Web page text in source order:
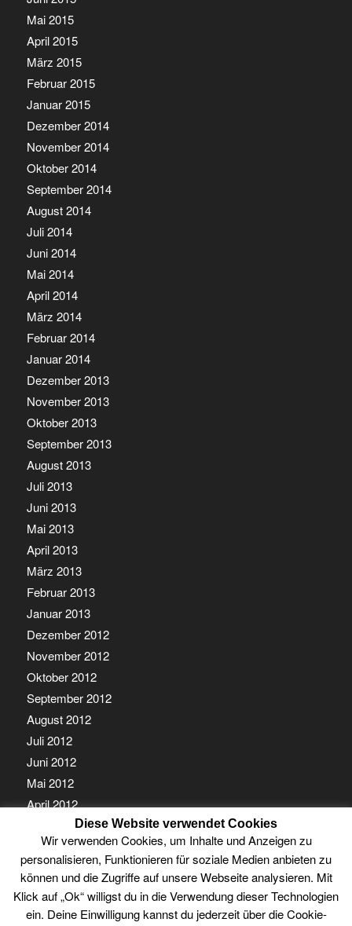
Mai 2015
April 2015
März 2015
Februar 2015
Januar 2015
Dezember 2014
November 2014
Oktober 2014
September 2014
August 2014
Juli 2014
Juni 2014
Mai 2014
April 2014
März 2014
Februar 2014
Januar 2014
Dezember 2013
November 2013
Oktober 2013
September 2013
August 2013
Juli 2013
Juni 2013
Mai 2013
April 2013
März 2013
Februar 2013
Januar 2013
Dezember 2012
November 2012
Oktober 2012
September 2012
August 2012
Juli 2012
Juni 2012
Mai 2012
April 2012
März 2012
Februar 2012
Januar 2012
Diese Website verwendet Cookies
Wir verwenden Cookies, um Inhalte und Anzeigen zu
personalisieren, Funktionieren für soziale Medien anbieten zu
können und die Zugriffe auf unsere Webseite analysieren. Mit
Klick auf „Ok“ willigst du in die Verwendung dieser Technologien
ein. Deine Einwilligung kannst du jederzeit über die Cookie-